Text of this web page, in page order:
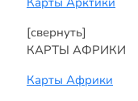
[свернуть]
КАРТЫ АФРИКИ
Карты Африки